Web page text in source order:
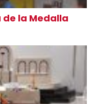
la Medalla